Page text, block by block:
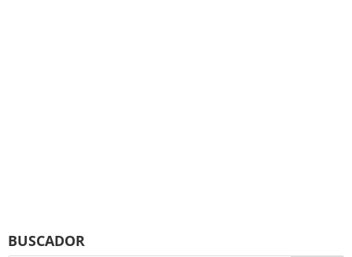
BUSCADOR